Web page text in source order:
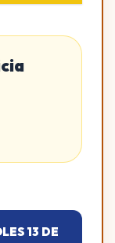
13 DE